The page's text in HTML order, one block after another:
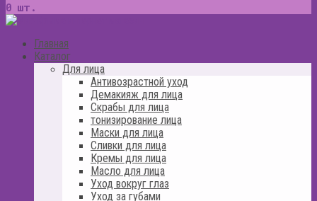
0 шт.
Главная
Каталог
Для лица
Антивозрастной уход
Демакияж для лица
Скрабы для лица
тонизирование лица
Маски для лица
Сливки для лица
Кремы для лица
Масло для лица
Уход вокруг глаз
Уход за губами